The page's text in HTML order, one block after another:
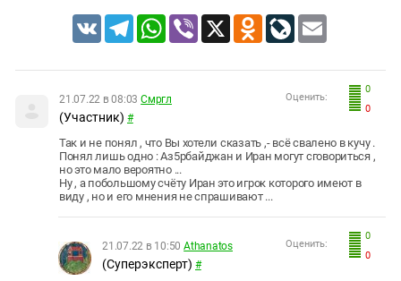
VK TelegramWhatsApp
Viber X Odnoklassniki
LiveJournal
Email
0
0
Оценить:
21.07.22 в 08:03 Смргл
(Участник) #
Так и не понял , что Вы хотели сказать ,- всё свалено в кучу .
Понял лишь одно : Аз5рбайджан и Иран могут сговориться ,
но это мало вероятно ...
Ну , а побольшому счёту Иран это игрок которого имеют в
виду , но и его мнения не спрашивают ...
0
0
Оценить:
21.07.22 в 10:50 Athanatos
(Суперэксперт) #